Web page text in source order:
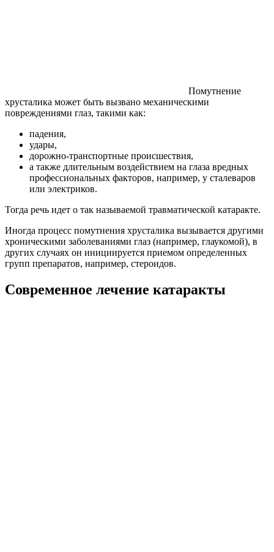
Помутнение
хрусталика может быть вызвано механическими
повреждениями глаз, такими как:
падения,
удары,
дорожно-транспортные происшествия,
а также длительным воздействием на глаза вредных
профессиональных факторов, например, у сталеваров
или электриков.
Тогда речь идет о так называемой травматической катаракте.
Иногда процесс помутнения хрусталика вызывается другими
хроническими заболеваниями глаз (например, глаукомой), в
других случаях он инициируется приемом определенных
групп препаратов, например, стероидов.
Современное лечение катаракты